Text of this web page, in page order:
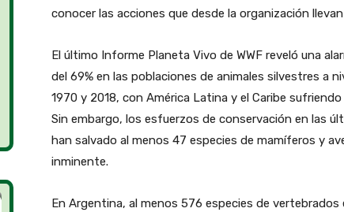
conocer las acciones que desde la organización
El último Informe Planeta Vivo de WWF reveló una
del 69% en las poblaciones de animales silvestres a
1970 y 2018, con América Latina y el Caribe
Sin embargo, los esfuerzos de conservación en las
han salvado al menos 47 especies de mamíferos y
inminente.
En Argentina, al menos 576 especies de